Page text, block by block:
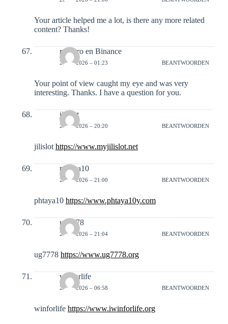
Your article helped me a lot, is there any more related
content? Thanks!
registro en Binance
21-01-2026 – 01:23 BEANTWOORDEN
Your point of view caught my eye and was very
interesting. Thanks. I have a question for you.
jilislot
24-01-2026 – 20:20 BEANTWOORDEN
jilislot https://www.myjilislot.net
phtaya10
24-01-2026 – 21:00 BEANTWOORDEN
phtaya10 https://www.phtaya10y.com
ug7778
24-01-2026 – 21:04 BEANTWOORDEN
ug7778 https://www.ug7778.org
winforlife
25-01-2026 – 06:58 BEANTWOORDEN
winforlife https://www.iwinforlife.org